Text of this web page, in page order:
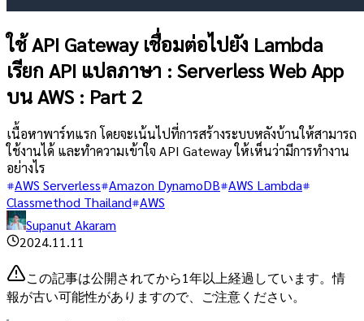
ใช้ API Gateway เชื่อมต่อไปยัง Lambda
เรียก API แปลภาษา : Serverless Web App
บน AWS : Part 2
เนื้อหาพาร์ทแรก โดยจะเน้นไปที่การสร้างระบบหลังบ้านให้สามารถ
ใช้งานได้ และทำความเข้าใจ API Gateway ให้เห็นว่ามีการทำงาน
อย่างไร
AWS Serverless Amazon DynamoDB AWS Lambda
Classmethod Thailand AWS
Supanut Akaram
2024.11.11
この記事は公開されてから1年以上経過しています。情
報が古い可能性がありますので、ご注意ください。